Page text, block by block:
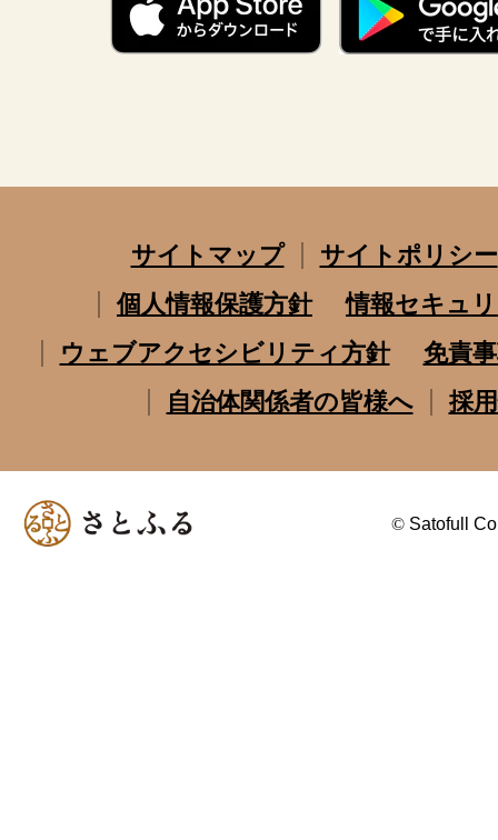
サイトマップ
サイトポリシー
個人情報保護方針
情報セキュ
ウェブアクセシビリティ方針
免責
自治体関係者の皆様へ
採
© Satofull